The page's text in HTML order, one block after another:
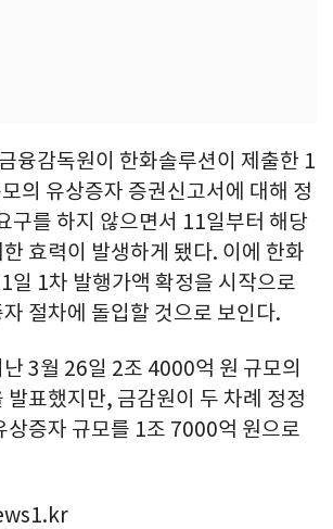
융감독원이 한화솔루션이 제출한 1
의 유상증자 증권신고서에 대해 정
구를 하지 않으면서 11일부터 해당
효력이 발생하게 됐다. 이에 한화
일 1차 발행가액 확정을 시작으로
절차에 돌입할 것으로 보인다.
3월 26일 2조 4000억 원 규모의
발표했지만, 금감원이 두 차례 정정
상증자 규모를 1조 7000억 원으로